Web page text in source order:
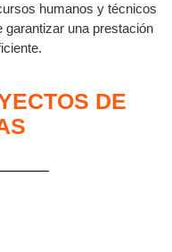
humanos y técnicos
garantizar una prestación
DE